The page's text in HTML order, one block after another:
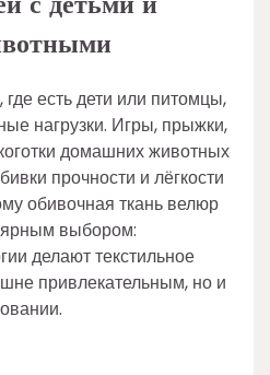
есть дети или питомцы,
нагрузки. Игры, прыжки,
домашних животных
прочности и лёгкости
обивочная ткань велюр
выбором:
делают текстильное
привлекательным, но и